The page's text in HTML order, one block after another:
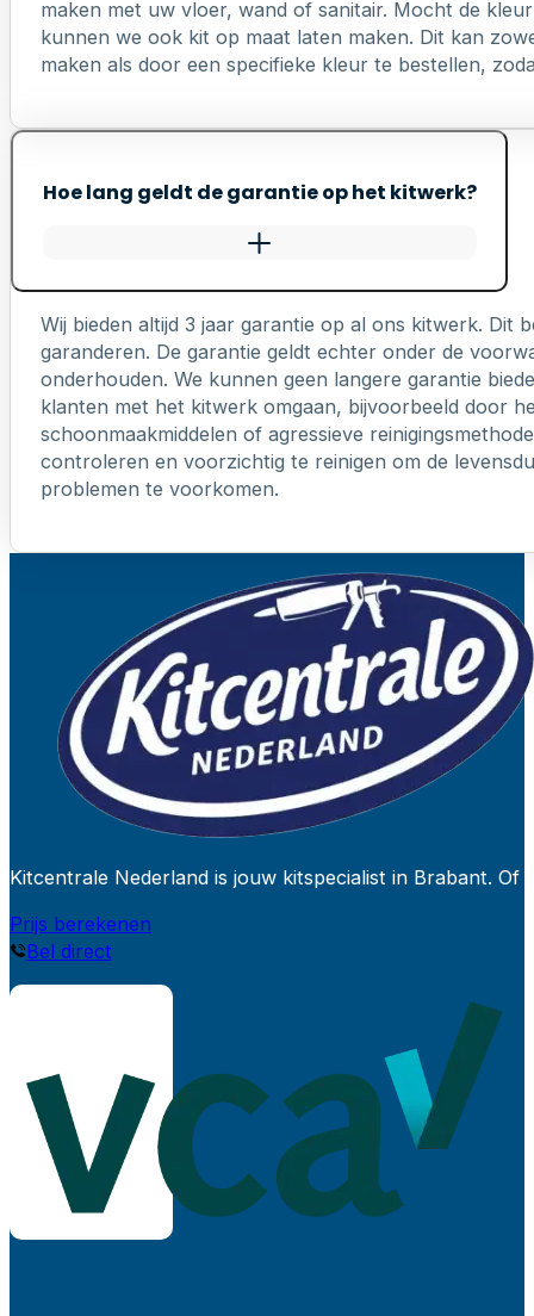
maken met uw vloer, wand of sanitair. Mocht de
kunnen we ook kit op maat laten maken. Dit kan
maken als door een specifieke kleur te bestellen,
Hoe lang geldt de garantie op het kitwerk?
Wij bieden altijd 3 jaar garantie op al ons kitwerk. Dit
garanderen. De garantie geldt echter onder de
onderhouden. We kunnen geen langere garantie
klanten met het kitwerk omgaan, bijvoorbeeld door
schoonmaakmiddelen of agressieve
controleren en voorzichtig te reinigen om de
problemen te voorkomen.
Kitcentrale Nederland is jouw kitspecialist in Brabant.
Prijs berekenen
Bel direct